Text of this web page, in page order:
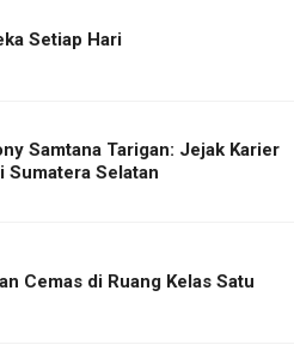
Setiap Hari
Samtana Tarigan: Jejak Karier
Sumatera Selatan
Cemas di Ruang Kelas Satu